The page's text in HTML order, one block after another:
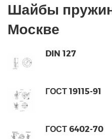
Шайбы
Москве
DIN 127
ГОСТ 19115-91
ГОСТ 6402-70